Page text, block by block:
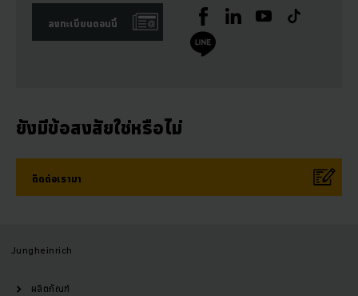
ลงทะเบียนตอนนี้
ยังมีข้อสงสัยใช่หรือไม่
ติดต่อเรามา
Jungheinrich
ผลิตภัณฑ์